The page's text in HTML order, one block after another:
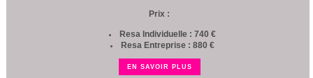
Prix :
Resa Individuelle : 740 €
Resa Entreprise : 880 €
EN SAVOIR PLUS